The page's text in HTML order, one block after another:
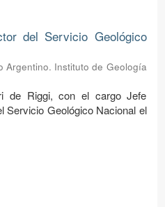
del Servicio Geológico
Argentino. Instituto de Geología
de Riggi, con el cargo Jefe
Servicio Geológico Nacional el